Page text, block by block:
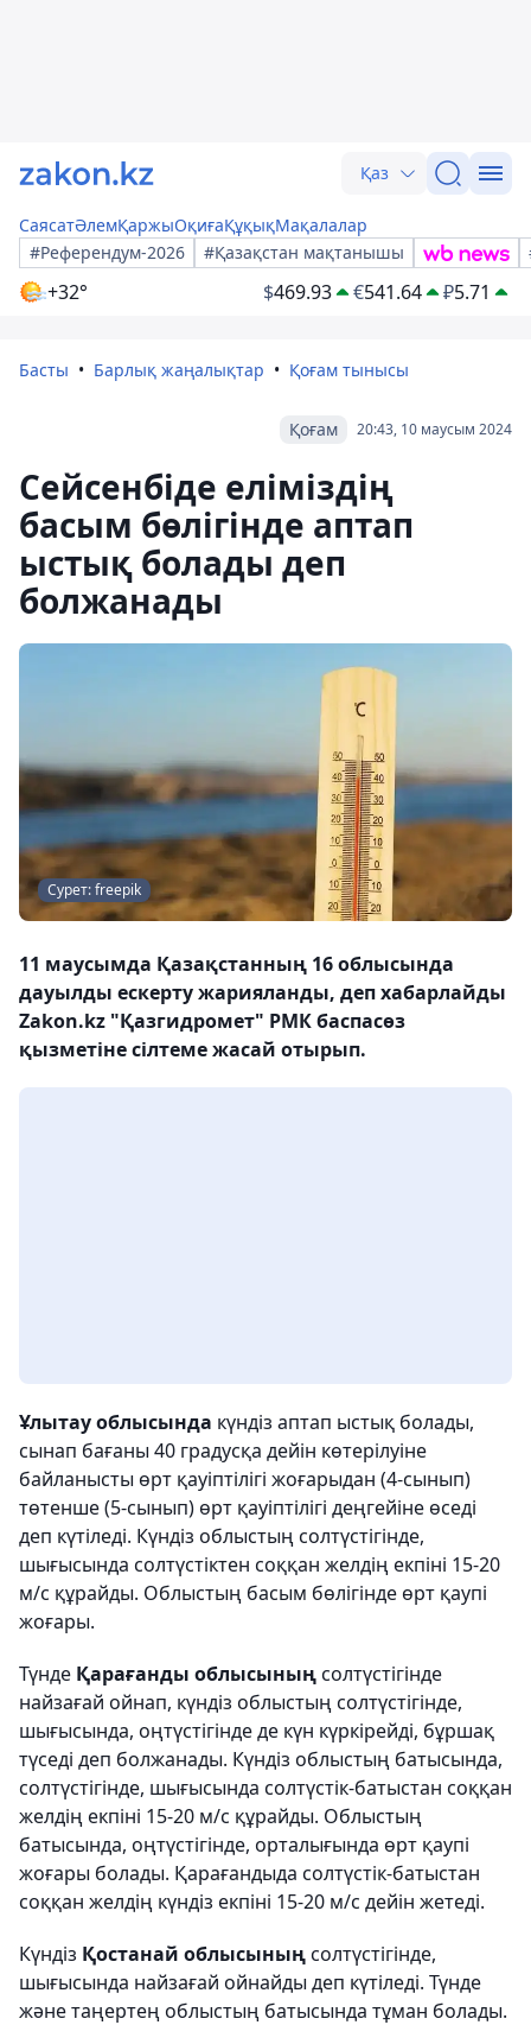
Қаз
СаясатӘлемҚаржыОқиғаҚұқықМақалалар
#Референдум-2026
#Қазақстан мақтанышы
+32° $469.93 €541.64 ₽5.71
Басты Барлық жаңалықтар Қоғам тынысы
20:43, 10 маусым 2024
Қоғам
Сейсенбіде еліміздің
басым бөлігінде аптап
ыстық болады деп
болжанады
Сурет: freepik
11 маусымда Қазақстанның 16 облысында
дауылды ескерту жарияланды, деп хабарлайды
Zakon.kz "Қазгидромет" РМК баспасөз
қызметіне сілтеме жасай отырып.
Ұлытау облысында күндіз аптап ыстық болады,
сынап бағаны 40 градусқа дейін көтерілуіне
байланысты өрт қауіптілігі жоғарыдан (4-сынып)
төтенше (5-сынып) өрт қауіптілігі деңгейіне өседі
деп күтіледі. Күндіз облыстың солтүстігінде,
шығысында солтүстіктен соққан желдің екпіні 15-20
м/с құрайды. Облыстың басым бөлігінде өрт қаупі
жоғары.
Түнде Қарағанды облысыныңсолтүстігінде
найзағай ойнап, күндіз облыстың солтүстігінде,
шығысында, оңтүстігінде де күн күркірейді, бұршақ
түседі деп болжанады. Күндіз облыстың батысында,
солтүстігінде, шығысында солтүстік-батыстан соққан
желдің екпіні 15-20 м/с құрайды. Облыстың
батысында, оңтүстігінде, орталығында өрт қаупі
жоғары болады. Қарағандыда солтүстік-батыстан
соққан желдің күндіз екпіні 15-20 м/с дейін жетеді.
Күндіз Қостанай облысыныңсолтүстігінде,
шығысында найзағай ойнайды деп күтіледі. Түнде
және таңертең облыстың батысында тұман болады.